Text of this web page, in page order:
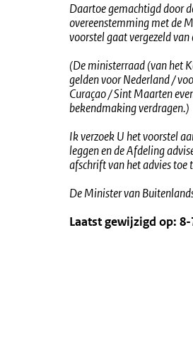
Daartoe gemachtigd door
overeenstemming met de
voorstel gaat vergezeld
(De ministerraad (van het
gelden voor Nederland /
Curaçao / Sint Maarten
bekendmaking verdragen.)
Ik verzoek U het voorstel
leggen en de Afdeling
afschrift van het advies toe
De Minister van
Laatst gewijzigd op: